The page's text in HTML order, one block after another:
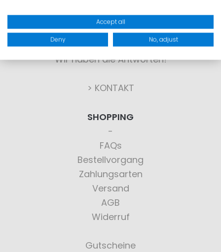
KONTAKT
Sie haben Fragen?
Wir haben die Antworten!
> KONTAKT
SHOPPING
FAQs
Bestellvorgang
Zahlungsarten
Versand
AGB
Widerruf
Gutscheine
Accept all
Deny No, adjust